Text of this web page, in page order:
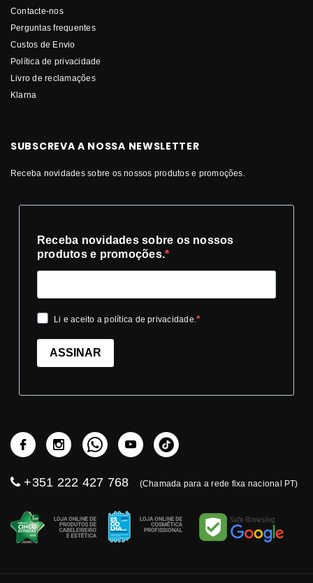
Contacte-nos
Perguntas frequentes
Custos de Envio
Política de privacidade
Livro de reclamações
Klarna
SUBSCREVA A NOSSA NEWSLETTER
Receba novidades sobre os nossos produtos e promoções.
Receba novidades sobre os nossos
produtos e promoções.
Li e aceito a política de privacidade.
ASSINAR
+351 222 427 768 (Chamada para a rede fixa nacional PT)